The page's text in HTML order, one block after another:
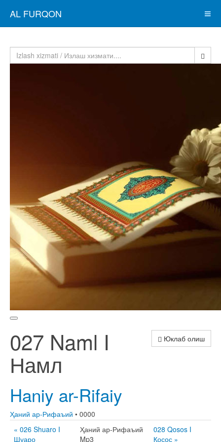
AL FURQON
Юклаб олиш
027 Naml I
Намл
Haniy ar-Rifaiy
Ҳаний ар-Рифаъий • 0000
« 026 Shuaro I
Шуаро
Ҳаний ар-Рифаъий
Mp3
028 Qosos I
Қосос »